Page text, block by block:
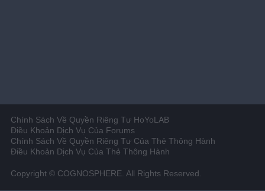
Chính Sách Về Quyền Riêng Tư HoYoLAB
Điều Khoản Dịch Vụ Của Forums
Chính Sách Về Quyền Riêng Tư Của Thẻ Thông Hành
Điều Khoản Dịch Vụ Của Thẻ Thông Hành
Copyright © COGNOSPHERE. All Rights Reserved.